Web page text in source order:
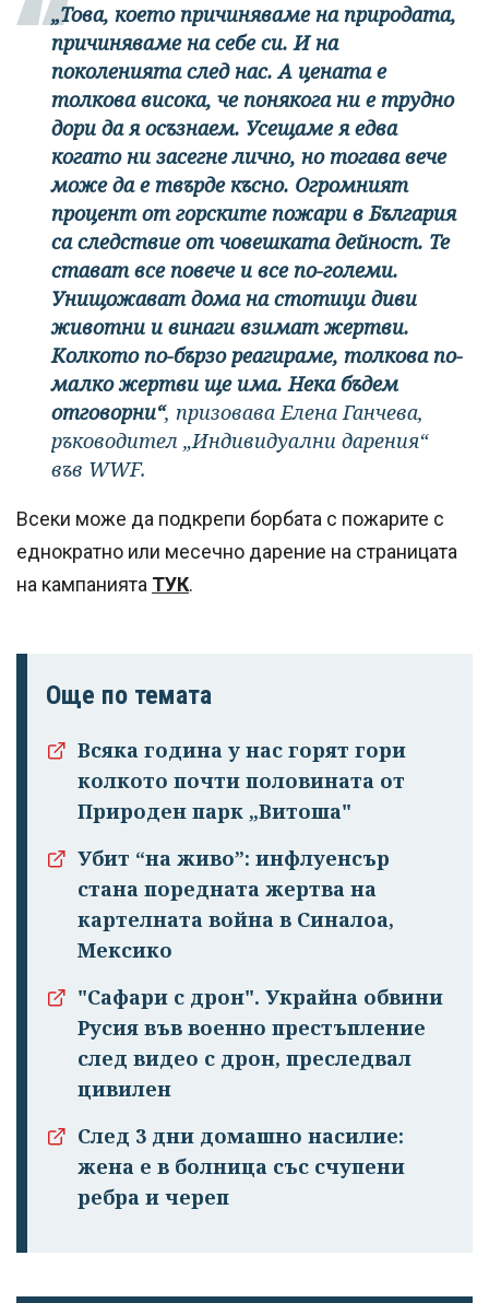
„Това, което причиняваме на природата,
причиняваме на себе си. И на
поколенията след нас. А цената е
толкова висока, че понякога ни е трудно
дори да я осъзнаем. Усещаме я едва
когато ни засегне лично, но тогава вече
може да е твърде късно. Огромният
процент от горските пожари в България
са следствие от човешката дейност. Те
стават все повече и все по-големи.
Унищожават дома на стотици диви
животни и винаги взимат жертви.
Колкото по-бързо реагираме, толкова по-
малко жертви ще има. Нека бъдем
отговорни“, призовава Елена Ганчева,
ръководител „Индивидуални дарения“
във WWF.
Всеки може да подкрепи борбата с пожарите с
еднократно или месечно дарение на страницата
на кампанията ТУК.
Още по темата
Всяка година у нас горят гори
колкото почти половината от
Природен парк „Витоша"
Убит “на живо”: инфлуенсър
стана поредната жертва на
картелната война в Синалоа,
Мексико
"Сафари с дрон". Украйна обвини
Русия във военно престъпление
след видео с дрон, преследвал
цивилен
След 3 дни домашно насилие:
жена е в болница със счупени
ребра и череп